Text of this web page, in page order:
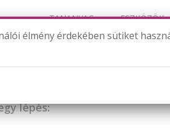
TANANYAG ESZKÖZÖK
lépés:
élmény érdekében sütiket